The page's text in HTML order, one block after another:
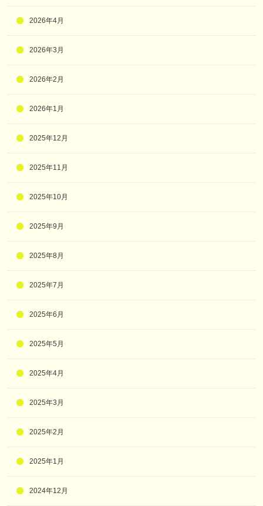
2026年4月
2026年3月
2026年2月
2026年1月
2025年12月
2025年11月
2025年10月
2025年9月
2025年8月
2025年7月
2025年6月
2025年5月
2025年4月
2025年3月
2025年2月
2025年1月
2024年12月